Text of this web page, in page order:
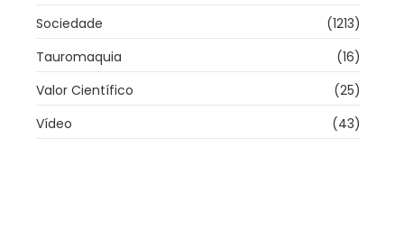
Sociedade
(1213)
Tauromaquia
(16)
Valor Científico
(25)
Vídeo
(43)